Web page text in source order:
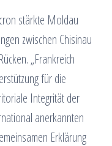
stärkte Moldau
zwischen Chisinau
„Frankreich
für die
Integrität der
anerkannten
Erklärung